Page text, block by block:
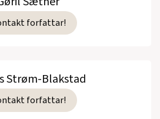
forfattar!
Strøm-Blakstad
forfattar!